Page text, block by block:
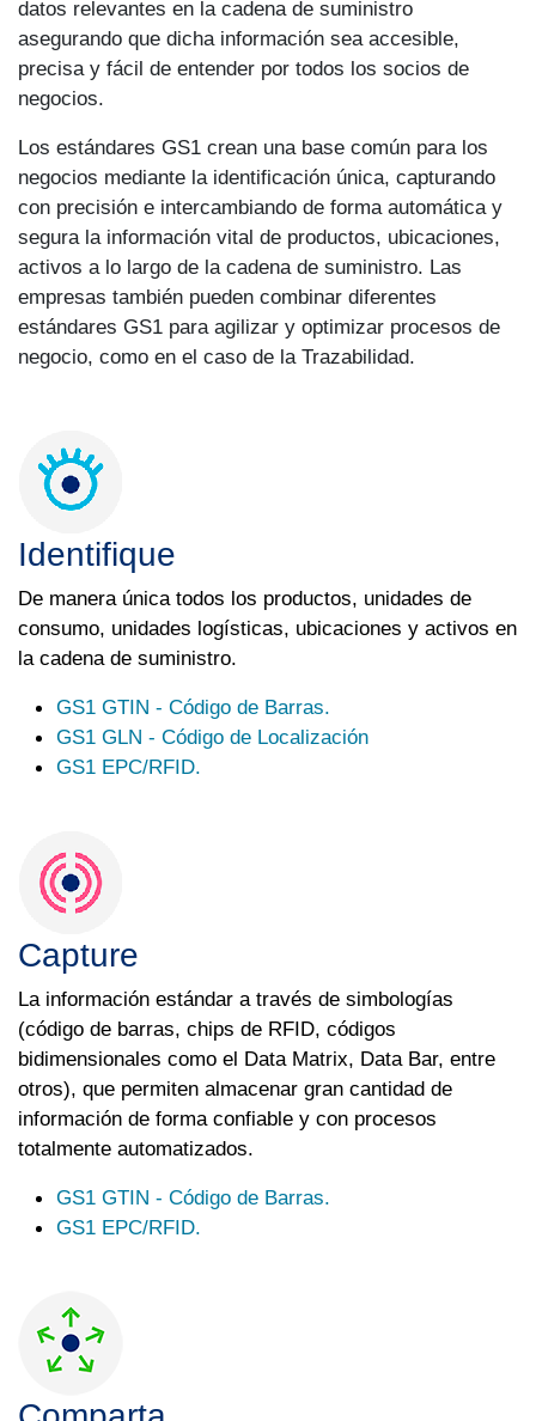
datos relevantes en la cadena de suministro
asegurando que dicha información sea accesible,
precisa y fácil de entender por todos los socios de
negocios.
Los estándares GS1 crean una base común para los
negocios mediante la identificación única, capturando
con precisión e intercambiando de forma automática y
segura la información vital de productos, ubicaciones,
activos a lo largo de la cadena de suministro. Las
empresas también pueden combinar diferentes
estándares GS1 para agilizar y optimizar procesos de
negocio, como en el caso de la Trazabilidad.
Identifique
De manera única todos los productos, unidades de
consumo, unidades logísticas, ubicaciones y activos en
la cadena de suministro.
GS1 GTIN - Código de Barras.
GS1 GLN - Código de Localización
GS1 EPC/RFID.
Capture
La información estándar a través de simbologías
(código de barras, chips de RFID, códigos
bidimensionales como el Data Matrix, Data Bar, entre
otros), que permiten almacenar gran cantidad de
información de forma confiable y con procesos
totalmente automatizados.
GS1 GTIN - Código de Barras.
GS1 EPC/RFID.